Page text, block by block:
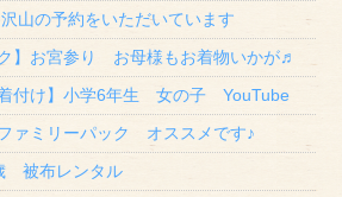
山の予約をいただいています
ク】お宮参り お母様もお着物いかが♬
着付け】小学6年生 女の子 YouTube
ァミリーパック オススメです♪
被布レンタル